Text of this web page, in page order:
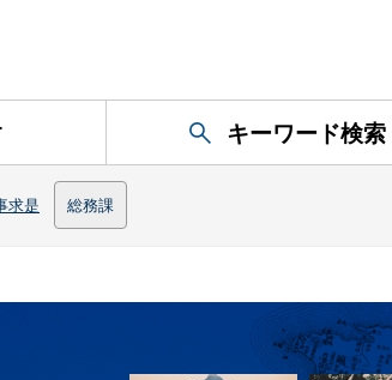
キーワード検索
求是 総務課